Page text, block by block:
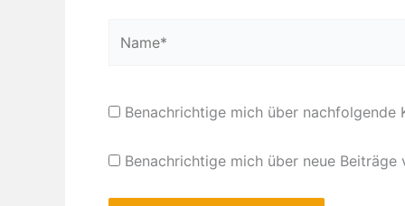
Benachrichtige mich über nachfolgende
Benachrichtige mich über neue Beiträge